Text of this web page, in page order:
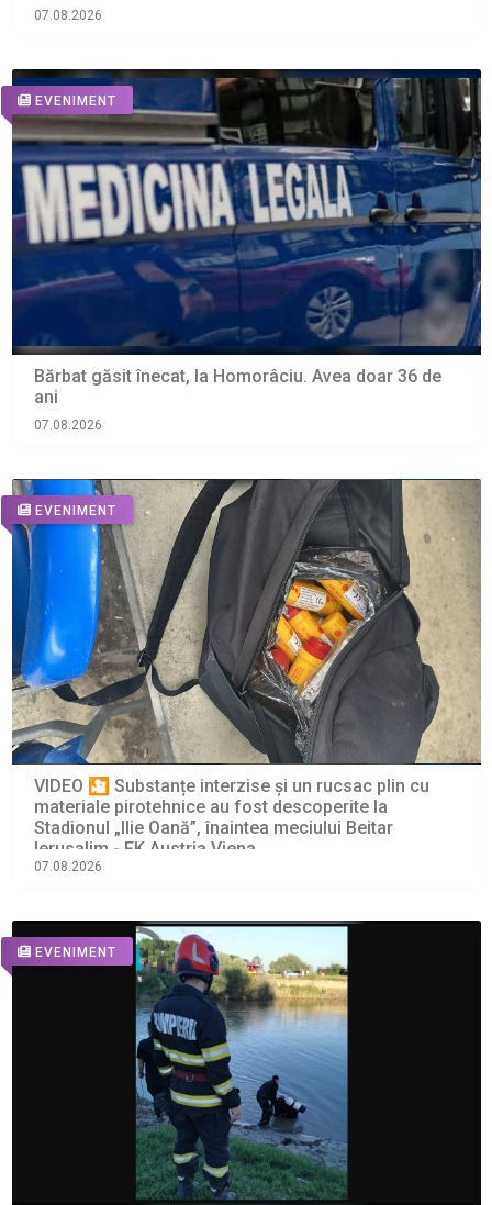
07.08.2026
EVENIMENT
Bărbat găsit înecat, la Homorâciu. Avea doar 36 de
ani
07.08.2026
EVENIMENT
VIDEO 🎦 Substanțe interzise și un rucsac plin cu
materiale pirotehnice au fost descoperite la
Stadionul „Ilie Oană”, înaintea meciului Beitar
Ierusalim - FK Austria Viena
07.08.2026
EVENIMENT